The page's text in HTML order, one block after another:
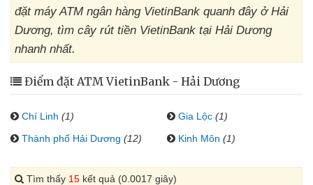
đặt máy ATM ngân hàng VietinBank quanh đây ở Hải
Dương, tìm cây rút tiền VietinBank tại Hải Dương
nhanh nhất.
Điểm đặt ATM VietinBank - Hải Dương
Chí Linh (1) Gia Lộc (1)
Thành phố Hải Dương (12) Kinh Môn (1)
Tìm thấy 15 kết quả (0.0017 giây)